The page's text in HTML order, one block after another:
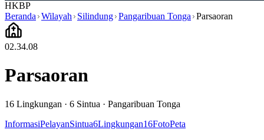
HKBP
Beranda Wilayah Silindung Pangaribuan Tonga Parsaoran
02.34.08
Parsaoran
16 Lingkungan · 6 Sintua · Pangaribuan Tonga
InformasiPelayanSintua6Lingkungan16FotoPeta